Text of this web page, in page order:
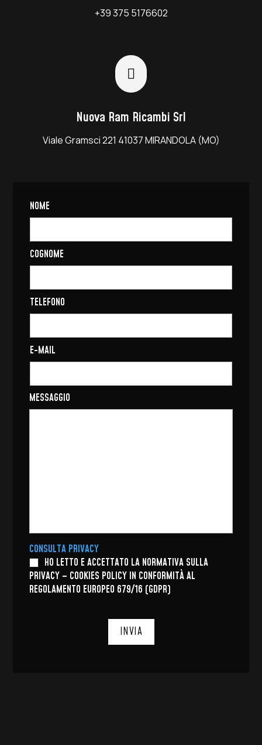
+39 375 5176602

Nuova Ram Ricambi Srl
Viale Gramsci 221 41037 MIRANDOLA (MO)
NOME
COGNOME
TELEFONO
E-MAIL
MESSAGGIO
CONSULTA PRIVACY
HO LETTO E ACCETTATO LA NORMATIVA SULLA
PRIVACY – COOKIES POLICY IN CONFORMITÀ AL
REGOLAMENTO EUROPEO 679/16 (GDPR)